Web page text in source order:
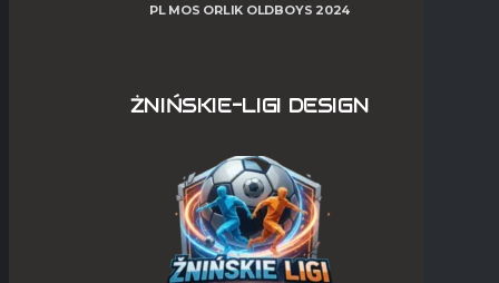
PL MOS ORLIK OLDBOYS 2024
ŻNIŃSKIE-LIGI DESIGN